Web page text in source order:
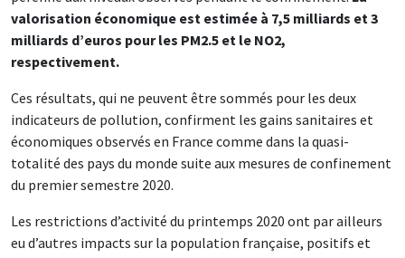
valorisation économique est estimée à 7,5 milliards et 3
milliards d’euros pour les PM2.5 et le NO2,
respectivement.
Ces résultats, qui ne peuvent être sommés pour les deux
indicateurs de pollution, confirment les gains sanitaires et
économiques observés en France comme dans la quasi-
totalité des pays du monde suite aux mesures de confinement
du premier semestre 2020.
Les restrictions d’activité du printemps 2020 ont par ailleurs
eu d’autres impacts sur la population française, positifs et